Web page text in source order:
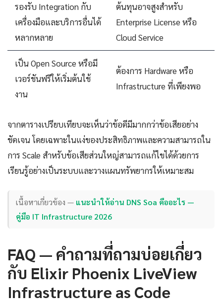
รองรับ Integration กับ
เครื่องมือและบริการอื่นได้
หลากหลาย
ต้นทุนอาจสูงสำหรับ
Enterprise License หรือ
Cloud Service
เป็น Open Source หรือมี
เวอร์ชันฟรีให้เริ่มต้นใช้
งาน
ต้องการ Hardware หรือ
Infrastructure ที่เพียงพอ
จากตารางเปรียบเทียบจะเห็นว่าข้อดีมีมากกว่าข้อเสียอย่าง
ชัดเจน โดยเฉพาะในแง่ของประสิทธิภาพและความสามารถใน
การ Scale สำหรับข้อเสียส่วนใหญ่สามารถแก้ไขได้ด้วยการ
เรียนรู้อย่างเป็นระบบและวางแผนทรัพยากรให้เหมาะสม
เนื้อหาเกี่ยวข้อง — แนะนำให้อ่าน DNS Soa คืออะไร —
คู่มือ IT Infrastructure 2026
FAQ — คำถามที่ถามบ่อยเกี่ยว
กับ Elixir Phoenix LiveView
Infrastructure as Code